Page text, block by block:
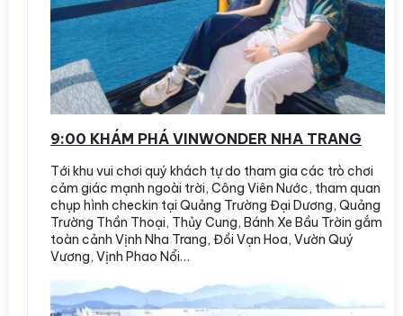
9:00 KHÁM PHÁ VINWONDER NHA TRANG
Tới khu vui chơi quý khách tự do tham gia các trò chơi
cảm giác mạnh ngoài trời, Công Viên Nước, tham quan
chụp hình checkin tại Quảng Trường Đại Dương, Quảng
Trường Thần Thoại, Thủy Cung, Bánh Xe Bầu Trờin gắm
toàn cảnh Vịnh Nha Trang, Đồi Vạn Hoa, Vườn Quý
Vương, Vịnh Phao Nổi…